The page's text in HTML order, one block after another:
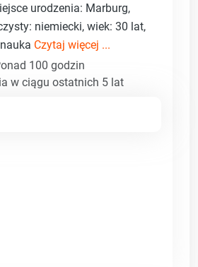
urodzenia: Marburg,
niemiecki, wiek: 30 lat,
Czytaj więcej ...
100 godzin
w ciągu ostatnich 5 lat